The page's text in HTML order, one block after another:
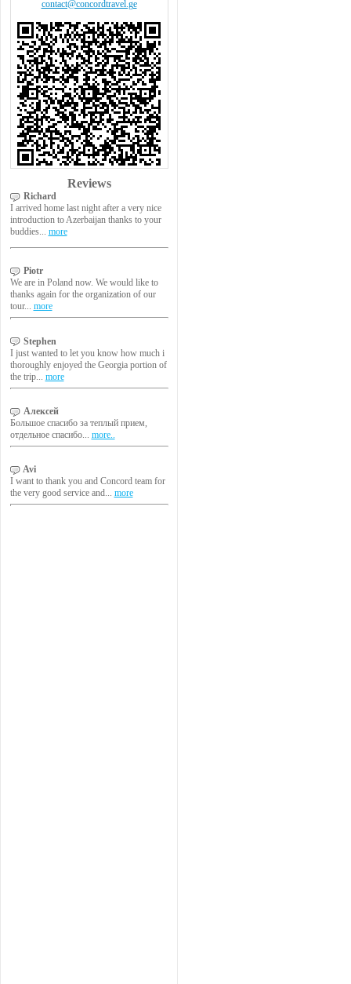
contact@concordtravel.ge
Reviews
Richard
I arrived home last night after a very nice
introduction to Azerbaijan thanks to your
buddies... more
Piotr
We are in Poland now. We would like to
thanks again for the organization of our
tour... more
Stephen
I just wanted to let you know how much i
thoroughly enjoyed the Georgia portion of
the trip... more
Алексей
Большое спасибо за теплый прием,
отдельное спасибо... more..
Avi
I want to thank you and Concord team for
the very good service and... more